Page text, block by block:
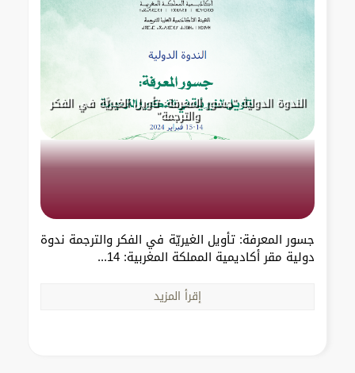
الندوة الدولية "جسور المعرفة: تأويل الغيريَّة في الفكر
والترجمة"
جسور المعرفة: تأويل الغيريّة في الفكر والترجمة ندوة
دولية مقر أكاديمية المملكة المغربية: 14...
إقرأ المزيد